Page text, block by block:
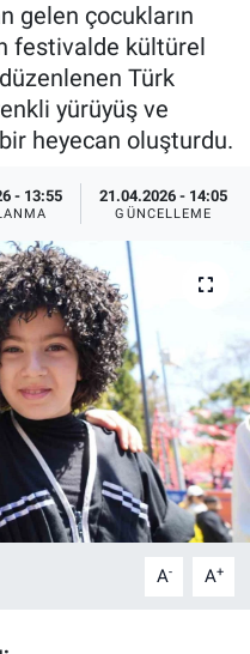
gelen çocukların
festivalde kültürel
Türk
yürüyüş ve
heyecan oluşturdu.
- 13:55 21.04.2026 - 14:05
GÜNCELLEME
A- A+